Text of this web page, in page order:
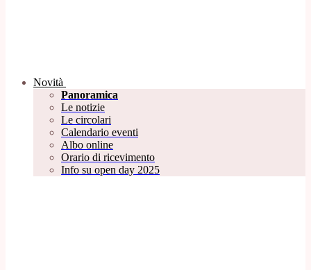
Novità
Panoramica
Le notizie
Le circolari
Calendario eventi
Albo online
Orario di ricevimento
Info su open day 2025